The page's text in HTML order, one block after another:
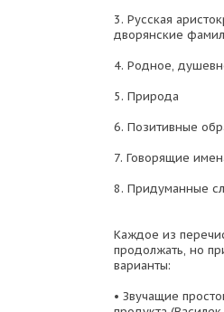
3. Русская
дворянские
4. Родное,
5. Природа
6. Позитивные
7. Говорящие
8. Придуманные
Каждое из
продолжать, но
варианты:
• Звучащие